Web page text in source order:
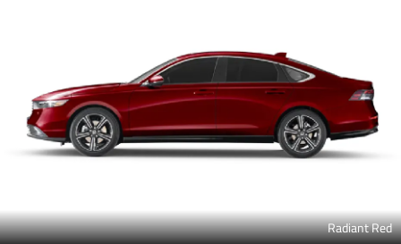
Radiant Red